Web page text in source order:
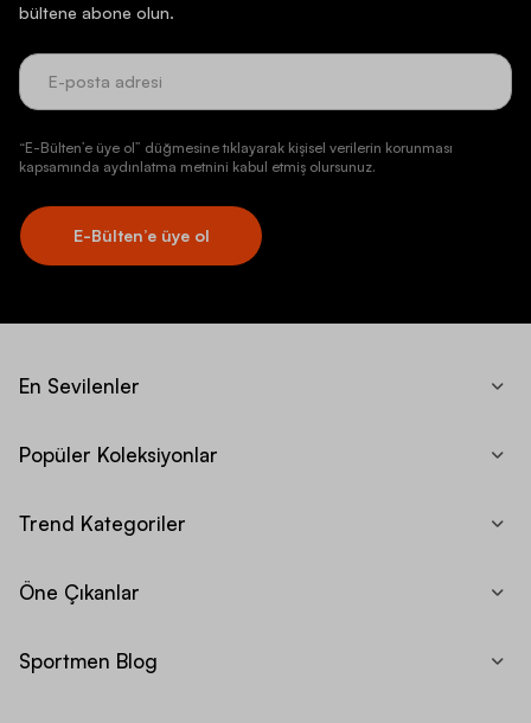
bültene abone olun.
“E-Bülten’e üye ol” düğmesine tıklayarak kişisel verilerin korunması
kapsamında aydınlatma metnini kabul etmiş olursunuz.
E-Bülten’e üye ol
En Sevilenler
Popüler Koleksiyonlar
Trend Kategoriler
Öne Çıkanlar
Sportmen Blog